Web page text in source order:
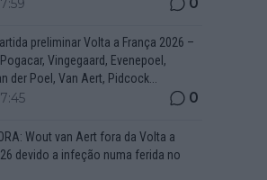
preliminar Volta a França 2026 –
Vingegaard, Evenepoel,
der Poel, Van Aert, Pidcock...
0
Wout van Aert fora da Volta a
devido a infeção numa ferida no